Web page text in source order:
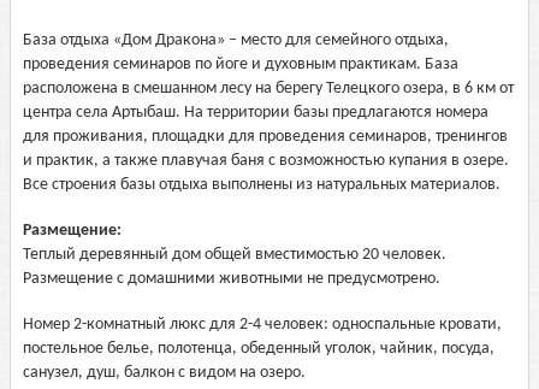
База отдыха «Дом Дракона» – место для семейного отдыха,
проведения семинаров по йоге и духовным практикам. База
расположена в смешанном лесу на берегу Телецкого озера, в 6 км от
центра села Артыбаш. На территории базы предлагаются номера
для проживания, площадки для проведения семинаров, тренингов
и практик, а также плавучая баня с возможностью купания в озере.
Все строения базы отдыха выполнены из натуральных материалов.
Размещение:
Теплый деревянный дом общей вместимостью 20 человек.
Размещение с домашними животными не предусмотрено.
Номер 2-комнатный люкс для 2-4 человек: односпальные кровати,
постельное белье, полотенца, обеденный уголок, чайник, посуда,
санузел, душ, балкон с видом на озеро.